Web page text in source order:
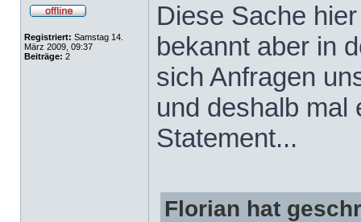
Registriert: Samstag 14.
März 2009, 09:37
Beiträge: 2
Diese Sache
bekannt aber in
sich Anfragen
und deshalb mal
Statement...
Florian hat